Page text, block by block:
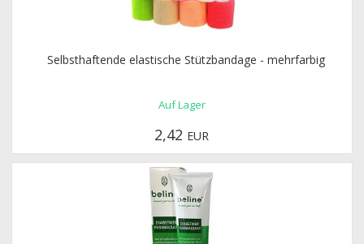
Selbsthaftende elastische Stützbandage - mehrfarbig
Auf Lager
2,42 EUR